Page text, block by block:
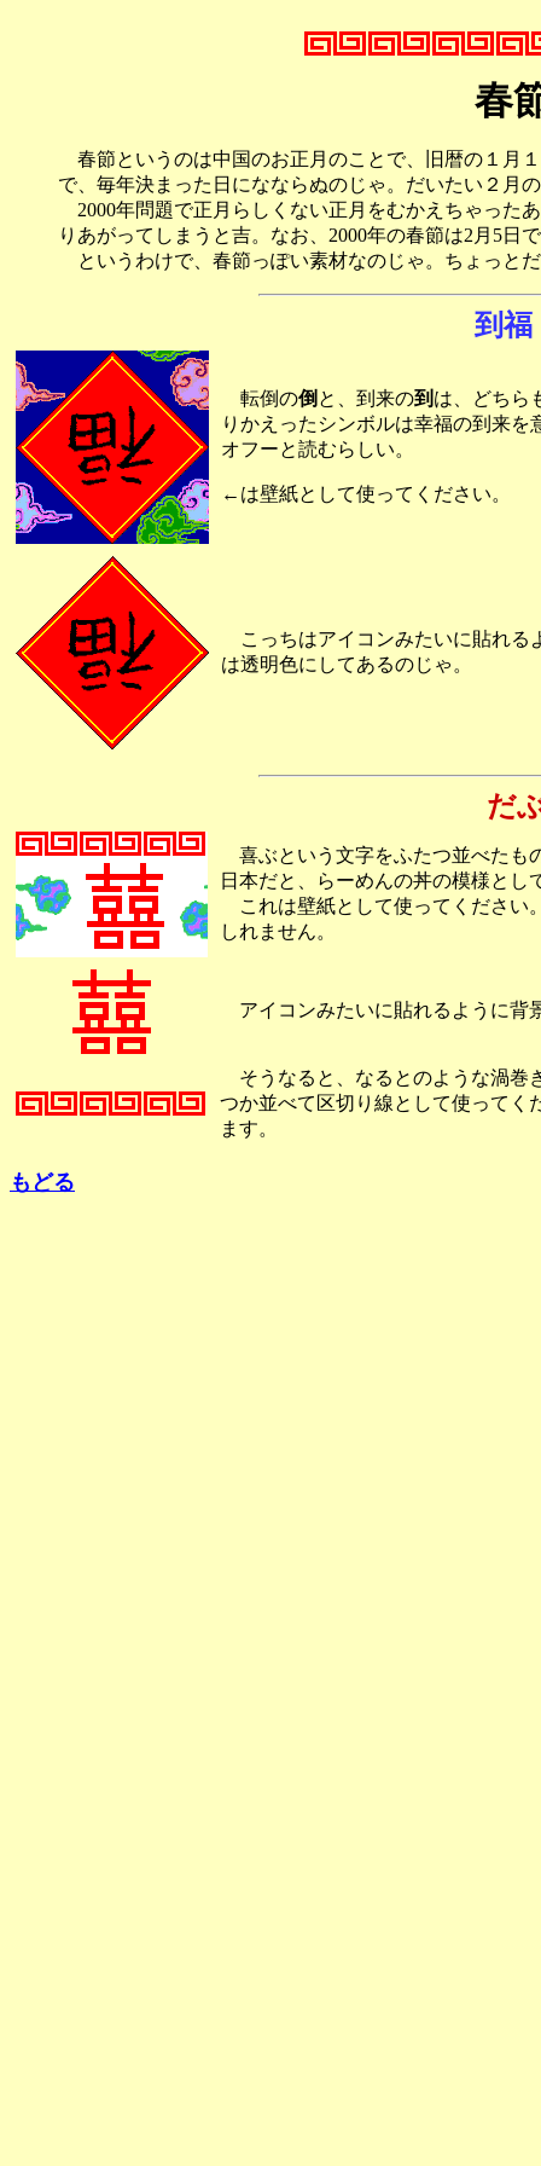
春
春節というのは中国のお正月のことで、旧暦の１月
で、毎年決まった日になならぬのじゃ。だいたい２月
2000年問題で正月らしくない正月をむかえちゃった
りあがってしまうと吉。なお、2000年の春節は2月5日
というわけで、春節っぽい素材なのじゃ。ちょっと
到福
転倒の倒 と、到来の到 は、どちら
りかえったシンボルは幸福の到来
オフーと読むらしい。
←は壁紙として使ってください。
こっちはアイコンみたいに貼れる
は透明色にしてあるのじゃ。
だ
喜ぶという文字をふたつ並べたも
日本だと、らーめんの丼の模様とし
これは壁紙として使ってください
しれません。
アイコンみたいに貼れるように背
そうなると、なるとのような渦巻
つか並べて区切り線として使ってく
ます。
もどる